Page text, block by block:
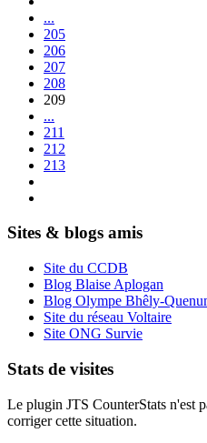
...
205
206
207
208
209
...
211
212
213
Sites & blogs amis
Site du CCDB
Blog Blaise Aplogan
Blog Olympe Bhêly-
Site du réseau Voltaire
Site ONG Survie
Stats de visites
Le plugin JTS CounterStats n'est
corriger cette situation.